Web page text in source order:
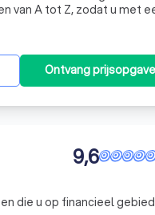
van A tot Z, zodat u met
Ontvang prijsopgave
9,6
gebied